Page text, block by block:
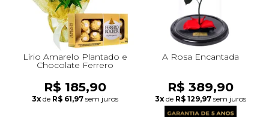
Lírio Amarelo Plantado e
Chocolate Ferrero
R$ 185,90
3x de R$ 61,97 sem juros
A Rosa Encantada
R$ 389,90
3x de R$ 129,97 sem juros